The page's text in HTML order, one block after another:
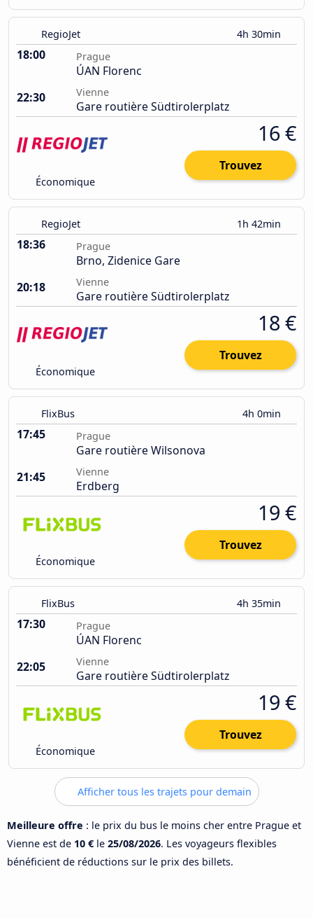
RegioJet 4h 30min
18:00 Prague
ÚAN Florenc
22:30
Vienne
Gare routière Südtirolerplatz
Économique
16 €
Trouvez
RegioJet 1h 42min
18:36 Prague
Brno, Zidenice Gare
20:18
Vienne
Gare routière Südtirolerplatz
Économique
18 €
Trouvez
FlixBus 4h 0min
17:45 Prague
Gare routière Wilsonova
21:45
Vienne
Erdberg
Économique
19 €
Trouvez
FlixBus 4h 35min
17:30 Prague
ÚAN Florenc
22:05
Vienne
Gare routière Südtirolerplatz
Économique
19 €
Trouvez
Afficher tous les trajets pour demain
Meilleure offre : le prix du bus le moins cher entre Prague et
Vienne est de 10 € le 25/08/2026. Les voyageurs flexibles
bénéficient de réductions sur le prix des billets.